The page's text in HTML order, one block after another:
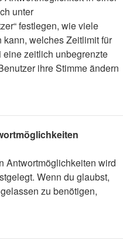
unter
festlegen, wie viele
welches Zeitlimit für
zeitlich unbegrenzte
ihre Stimme ändern
Antwortmöglichkeiten wird
Wenn du glaubst,
zu benötigen,